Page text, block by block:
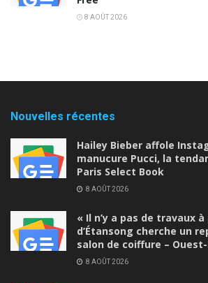
8 AOÛT 2026
Nouvelles récentes
Hailey Bieber affole
manucure Pucci, la
Paris Select Book
8 AOÛT 2026
« Il n’y a pas de travaux
d’Étansong cherche un
salon de coiffure –
8 AOÛT 2026